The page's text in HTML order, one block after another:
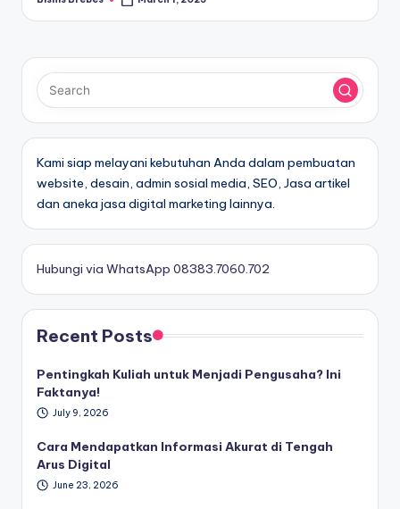
Posted
Kami siap melayani kebutuhan Anda dalam pembuatan
website, desain, admin sosial media, SEO, Jasa artikel
dan aneka jasa digital marketing lainnya.
Hubungi via WhatsApp 08383.7060.702
Recent Posts
Pentingkah Kuliah untuk Menjadi Pengusaha? Ini
Faktanya!
July 9, 2026
Cara Mendapatkan Informasi Akurat di Tengah
Arus Digital
June 23, 2026